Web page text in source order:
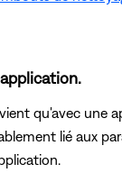
qu'avec une
lié aux